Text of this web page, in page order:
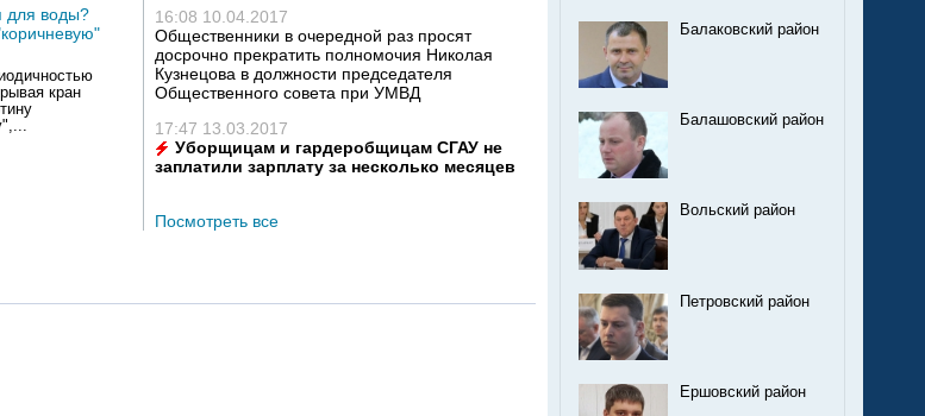
16:08 10.04.2017
Общественники в очередной раз просят
досрочно прекратить полномочия Николая
Кузнецова в должности председателя
Общественного совета при УМВД
17:47 13.03.2017
Уборщицам и гардеробщицам СГАУ не
заплатили зарплату за несколько месяцев
Посмотреть все
для воды?
кран
Балаковский район
Балашовский район
Вольский район
Петровский район
Ершовский район